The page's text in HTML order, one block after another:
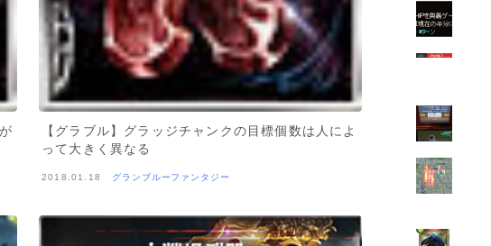
【グラブル】グラッジチャンクの目標個数は人によ
って大きく異なる
2018.01.18 グランブルーファンタジー